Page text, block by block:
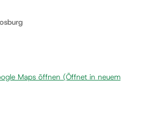
Maps öffnen (Öffnet in neuem